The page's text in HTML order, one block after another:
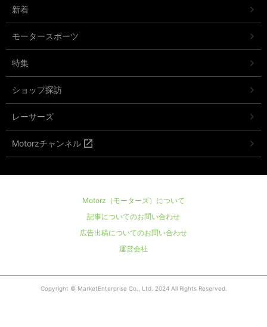
新着
モータースポーツ
特集
ショップ探訪
レーサーズ
Motorzチャンネル
Motorz（モーターズ）について
記事についてのお問い合わせ
広告出稿についてのお問い合わせ
運営会社
Copyright © MarketEnterprise Co., Ltd. 2024 All Rights Reserved.